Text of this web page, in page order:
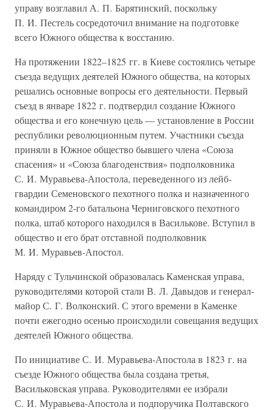
управу возглавил А. П. Барятинский, поскольку
П. И. Пестель сосредоточил внимание на подготовке
всего Южного общества к восстанию.
На протяжении 1822–1825 гг. в Киеве состоялись четыре
съезда ведущих деятелей Южного общества, на которых
решались основные вопросы его деятельности. Первый
съезд в январе 1822 г. подтвердил создание Южного
общества и его конечную цель — установление в России
республики революционным путем. Участники съезда
приняли в Южное общество бывшего члена «Союза
спасения» и «Союза благоденствия» подполковника
С. И. Муравьева-Апостола, переведенного из лейб-
гвардии Семеновского пехотного полка и назначенного
командиром 2-го батальона Черниговского пехотного
полка, штаб которого находился в Василькове. Вступил в
общество и его брат отставной подполковник
М. И. Муравьев-Апостол.
Наряду с Тульчинской образовалась Каменская управа,
руководителями которой стали В. Л. Давыдов и генерал-
майор С. Г. Волконский. С этого времени в Каменке
почти ежегодно осенью происходили совещания ведущих
деятелей Южного общества.
По инициативе С. И. Муравьева-Апостола в 1823 г. на
съезде Южного общества была создана третья,
Васильковская управа. Руководителями ее избрали
С. И. Муравьева-Апостола и подпоручика Полтавского